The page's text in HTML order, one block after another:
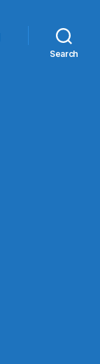
Search